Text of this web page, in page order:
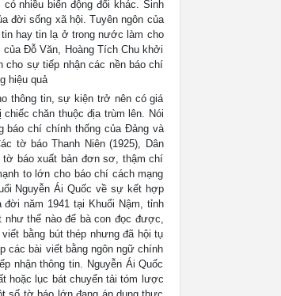
nhiều biến động đổi khác. Sinh
đời sống xã hội. Tuyên ngôn của
hay tin lạ ở trong nước làm cho
Đỗ Văn, Hoàng Tích Chu khởi
cho sự tiếp nhận các nền báo chí
hiệu quả
thông tin, sự kiện trở nên có giá
chăn thuộc địa trùm lên. Nói
báo chí chính thống của Đảng và
tờ báo Thanh Niên (1925), Dân
tờ báo xuất bản đơn sơ, thậm chí
to lớn cho báo chí cách mạng
Nguyễn Ái Quốc về sự kết hợp
năm 1941 tại Khuổi Nậm, tỉnh
thế nào để bà con đọc được,
bằng bút thép nhưng đã hội tụ
các bài viết bằng ngôn ngữ chính
nhận thông tin. Nguyễn Ái Quốc
hoặc lục bát chuyển tải tóm lược